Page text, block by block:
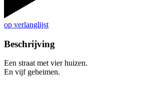
op verlanglijst
Beschrijving
Een straat met vier huizen.
En vijf geheimen.